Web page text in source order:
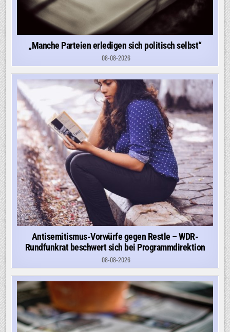
„Manche Parteien erledigen sich politisch selbst“
08-08-2026
Antisemitismus-Vorwürfe gegen Restle – WDR-
Rundfunkrat beschwert sich bei Programmdirektion
08-08-2026